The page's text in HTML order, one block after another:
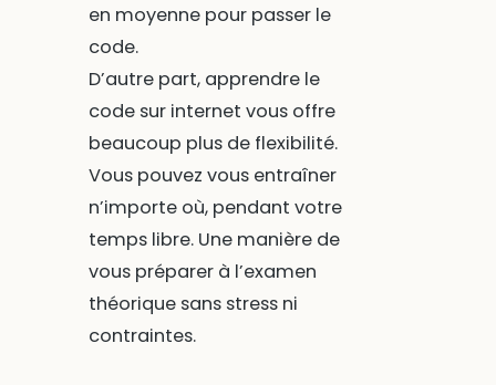
en moyenne pour passer le
code.
D’autre part, apprendre le
code sur internet vous offre
beaucoup plus de flexibilité.
Vous pouvez vous entraîner
n’importe où, pendant votre
temps libre. Une manière de
vous préparer à l’examen
théorique sans stress ni
contraintes.